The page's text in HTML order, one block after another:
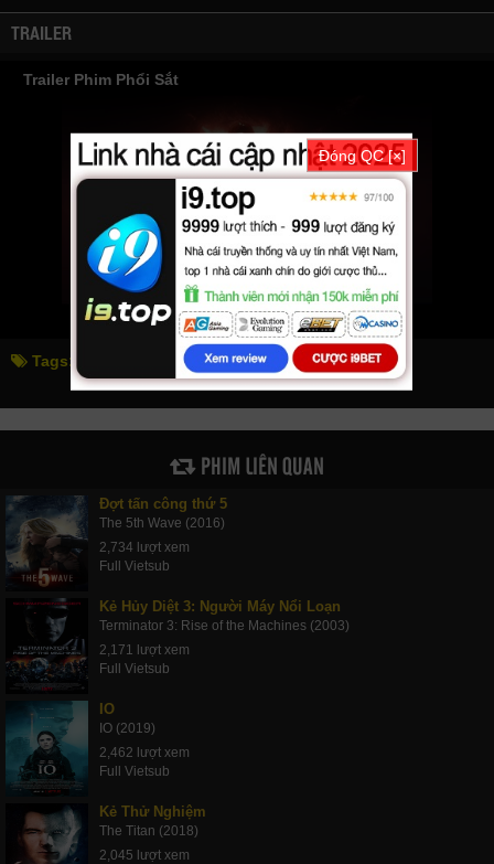
TRAILER
Trailer Phim Phổi Sắt
Tags: iron lung
PHIM LIÊN QUAN
Đợt tấn công thứ 5
The 5th Wave (2016)
2,734 lượt xem
Full Vietsub
Kẻ Hủy Diệt 3: Người Máy Nổi Loạn
Terminator 3: Rise of the Machines (2003)
2,171 lượt xem
Full Vietsub
IO
IO (2019)
2,462 lượt xem
Full Vietsub
Kẻ Thử Nghiệm
The Titan (2018)
2,045 lượt xem
Đóng QC [×]